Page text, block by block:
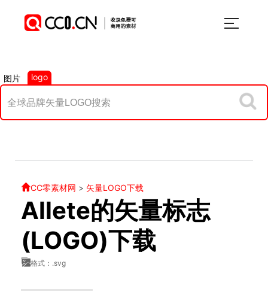
图片 logo
CC零素材网 > 矢量LOGO下载
Allete的矢量标志
(LOGO)下载
格式：.svg